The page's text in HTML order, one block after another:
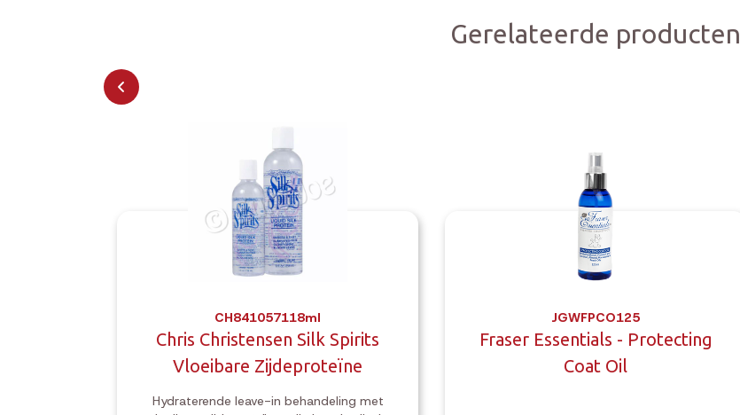
Gerelateerde producten
CH841057118ml
Chris Christensen Silk Spirits
Vloeibare Zijdeproteïne
Hydraterende leave-in behandeling met
JGWFPCO125
Fraser Essentials - Protecting
Coat Oil